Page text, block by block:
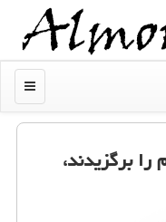
منو
برگزیدند،